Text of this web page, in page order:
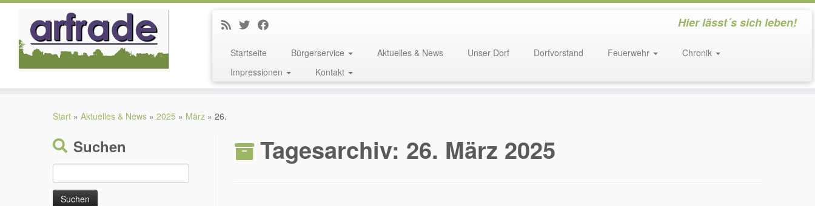
Hier lässt´s sich leben!
Startseite Bürgerservice Aktuelles & News Unser Dorf Dorfvorstand Feuerwehr
Chronik
Impressionen
Kontakt
Start » Aktuelles & News » 2025 » März » 26.
Suchen
nach:
Tagesarchiv: 26. März 2025